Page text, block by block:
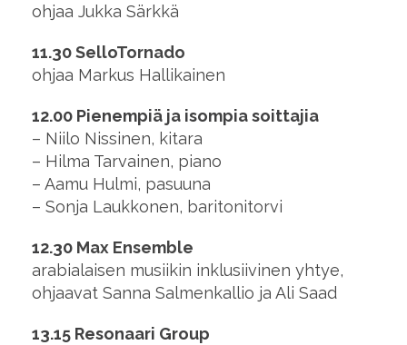
ohjaa Jukka Särkkä
11.30 SelloTornado
ohjaa Markus Hallikainen
12.00 Pienempiä ja isompia soittajia
– Niilo Nissinen, kitara
– Hilma Tarvainen, piano
– Aamu Hulmi, pasuuna
– Sonja Laukkonen, baritonitorvi
12.30 Max Ensemble
arabialaisen musiikin inklusiivinen yhtye,
ohjaavat Sanna Salmenkallio ja Ali Saad
13.15 Resonaari Group